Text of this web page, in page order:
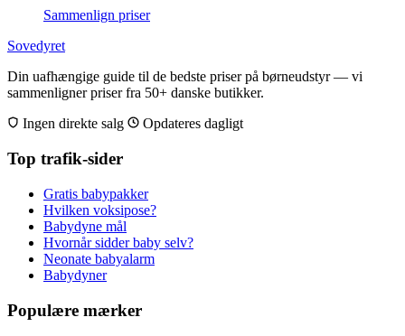
Sammenlign priser
Sovedyret
Din uafhængige guide til de bedste priser på børneudstyr — vi
sammenligner priser fra 50+ danske butikker.
Ingen direkte salg
Opdateres dagligt
Top trafik-sider
Gratis babypakker
Hvilken voksipose?
Babydyne mål
Hvornår sidder baby selv?
Neonate babyalarm
Babydyner
Populære mærker